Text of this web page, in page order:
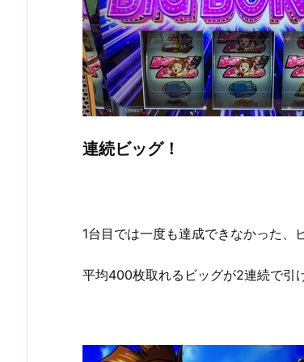
連続ビッグ！
1台目では一度も達成できなかった、
平均400枚取れるビッグが2連続で引